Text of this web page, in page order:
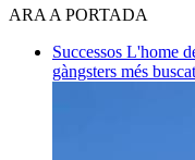
ARA A PORTADA
Successos L'home
gàngsters més